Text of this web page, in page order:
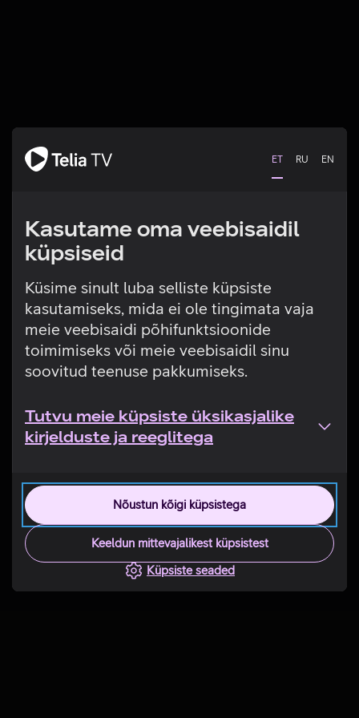
ET RU EN
Kasutame oma veebisaidil
küpsiseid
Küsime sinult luba selliste küpsiste
kasutamiseks, mida ei ole tingimata vaja
meie veebisaidi põhifunktsioonide
toimimiseks või meie veebisaidil sinu
soovitud teenuse pakkumiseks.
Tutvu meie küpsiste üksikasjalike
kirjelduste ja reeglitega
Nõustun kõigi küpsistega
Keeldun mittevajalikest küpsistest
Küpsiste seaded
Tehniline viga